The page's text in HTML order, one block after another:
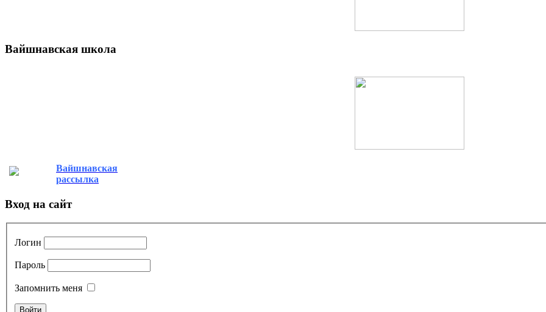
Вайшнавская школа
Вайшнавская
рассылка
Вход на сайт
Логин
Пароль
Запомнить меня